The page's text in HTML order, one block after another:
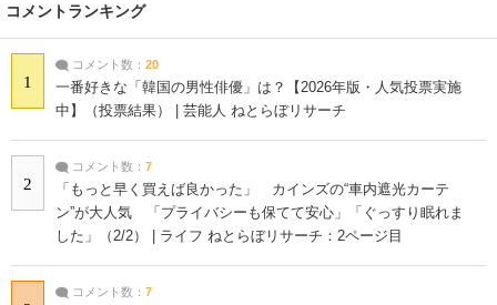
コメントランキング
1
コメント数： 20
一番好きな「韓国の男性俳優」は？【2026年版・人気投票実施
中】（投票結果） | 芸能人 ねとらぼリサーチ
2
コメント数： 7
「もっと早く買えば良かった」 カインズの“車内遮光カーテ
ン”が大人気 「プライバシーも保てて安心」「ぐっすり眠れま
した」（2/2） | ライフ ねとらぼリサーチ：2ページ目
コメント数： 7